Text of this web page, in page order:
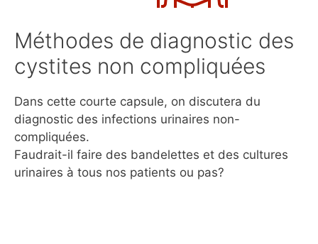
Méthodes de diagnostic des
cystites non compliquées
Dans cette courte capsule, on discutera du
diagnostic des infections urinaires non-
compliquées.
Faudrait-il faire des bandelettes et des cultures
urinaires à tous nos patients ou pas?